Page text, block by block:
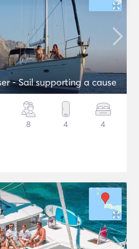
- Sail supporting a cause
8 4 4